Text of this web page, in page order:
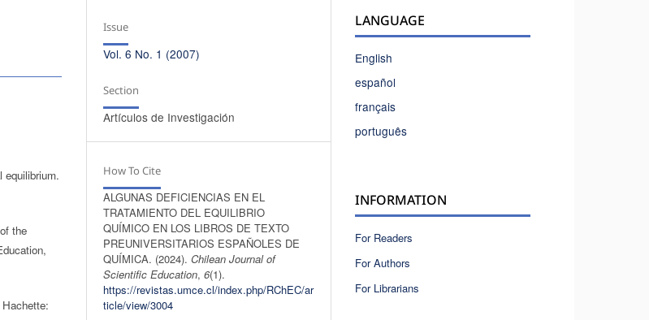
equilibrium.
the
Issue
Vol. 6 No. 1 (2007)
Section
Artículos de Investigación
How To Cite
ALGUNAS DEFICIENCIAS EN EL
TRATAMIENTO DEL EQUILIBRIO
QUÍMICO EN LOS LIBROS DE TEXTO
PREUNIVERSITARIOS ESPAÑOLES DE
QUÍMICA. (2024).Chilean Journal of
Scientific Education,6(1).
https://revistas.umce.cl/index.php/RChEC/ar
ticle/view/3004
LANGUAGE
English
español
français
português
INFORMATION
For Readers
For Authors
For Librarians